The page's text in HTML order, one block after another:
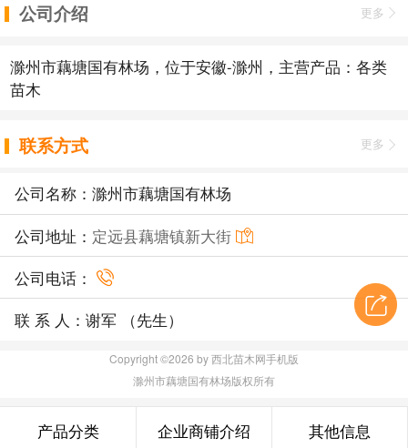
公司介绍 更多
滁州市藕塘国有林场，位于安徽-滁州，主营产品：各类
苗木
联系方式 更多
公司名称：滁州市藕塘国有林场
公司地址： 定远县藕塘镇新大街
公司电话：
联 系 人：谢军 （先生）
Copyright ©2026 by 西北苗木网手机版
滁州市藕塘国有林场版权所有
产品分类 企业商铺介绍 其他信息